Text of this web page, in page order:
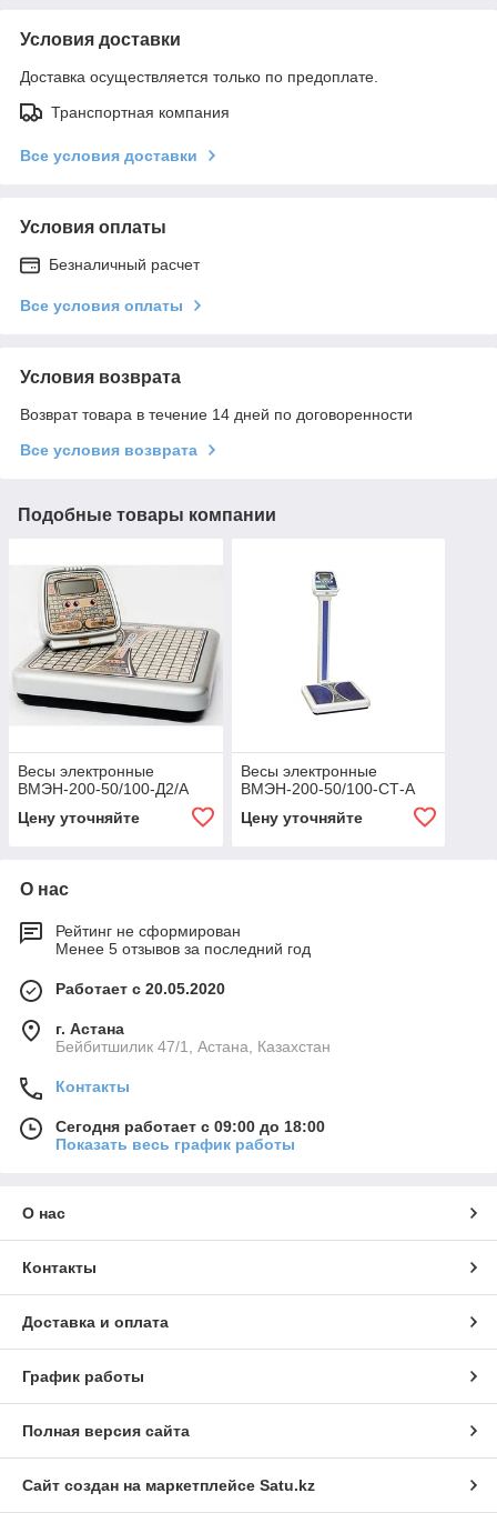
Условия доставки
Доставка осуществляется только по предоплате.
Транспортная компания
Все условия доставки
Условия оплаты
Безналичный расчет
Все условия оплаты
Условия возврата
Возврат товара в течение 14 дней по договоренности
Все условия возврата
Подобные товары компании
Весы электронные
ВМЭН-200-50/100-Д2/А
Цену уточняйте
Весы электронные
ВМЭН-200-50/100-СТ-А
Цену уточняйте
О нас
Рейтинг не сформирован
Менее 5 отзывов за последний год
Работает с 20.05.2020
г. Астана
Бейбитшилик 47/1, Астана, Казахстан
Контакты
Сегодня работает с 09:00 до 18:00
Показать весь график работы
О нас
Контакты
Доставка и оплата
График работы
Полная версия сайта
Сайт создан на маркетплейсе Satu.kz